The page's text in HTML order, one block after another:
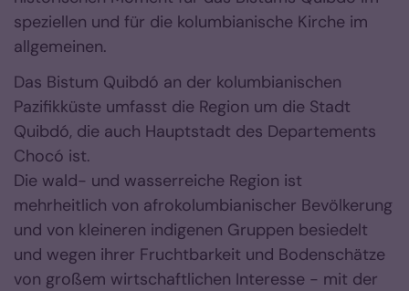
speziellen und für die kolumbianische Kirche im
allgemeinen.
Das Bistum Quibdó an der kolumbianischen
Pazifikküste umfasst die Region um die Stadt
Quibdó, die auch Hauptstadt des Departements
Chocó ist.
Die wald- und wasserreiche Region ist
mehrheitlich von afrokolumbianischer Bevölkerung
und von kleineren indigenen Gruppen besiedelt
und wegen ihrer Fruchtbarkeit und Bodenschätze
von großem wirtschaftlichen Interesse - mit der